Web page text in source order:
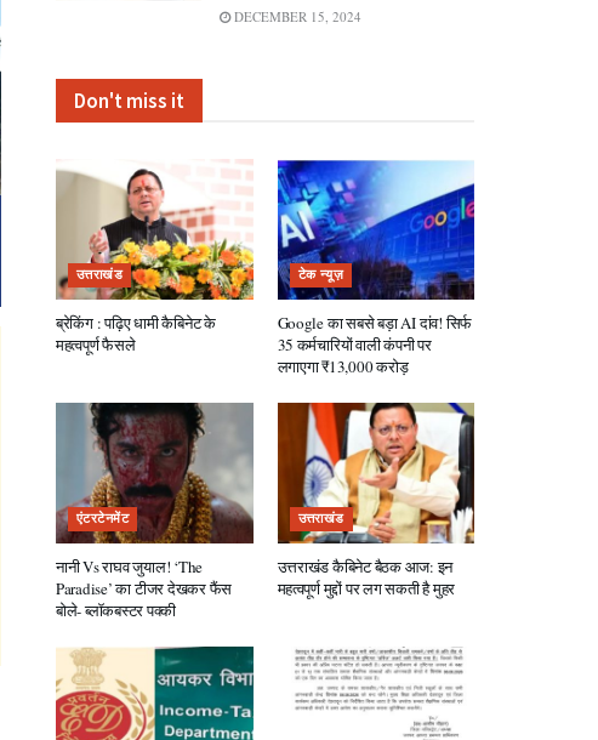
DECEMBER 15, 2024
Don't miss it
उत्तराखंड
ब्रेकिंग : पढ़िए धामी कैबिनेट के
महत्वपूर्ण फैसले
टेक न्यूज़
Google का सबसे बड़ा AI दांव! सिर्फ
35 कर्मचारियों वाली कंपनी पर
लगाएगा ₹13,000 करोड़
एंटरटेनमेंट
नानी Vs राघव जुयाल! ‘The
Paradise’ का टीजर देखकर फैंस
बोले- ब्लॉकबस्टर पक्की
उत्तराखंड
उत्तराखंड कैबिनेट बैठक आज: इन
महत्वपूर्ण मुद्दों पर लग सकती है मुहर